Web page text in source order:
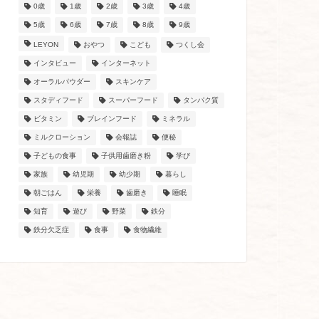
0歳 1歳 2歳 3歳 4歳
5歳 6歳 7歳 8歳 9歳
LEYON おやつ こども つくし会
インタビュー インターネット
オーラルパウダー スキンケア
スタディフード スーパーフード タンパク質
ビタミン ブレインフード ミネラル
ミルクローション 会報誌 便秘
子どもの食事 子供用歯磨き粉 学び
家族 幼児期 幼少期 暮らし
朝ごはん 栄養 歯磨き 睡眠
知育 遊び 野菜 鉄分
鉄分欠乏症 食事 食物繊維